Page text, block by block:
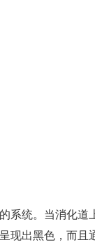
系统。当消化道
现出黑色，而且